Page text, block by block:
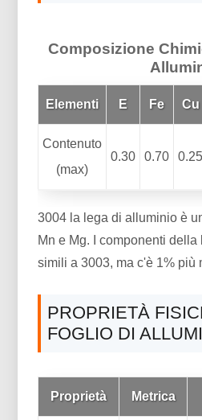
Composizione
Elementi E Fe Cu
Contenuto
(max)
0.30 0.70 0.25
3004 la lega di alluminio è
Mn e Mg. I componenti
simili a 3003, ma c'è 1% più
PROPRIETÀ
FOGLIO DI
Proprietà Metrica